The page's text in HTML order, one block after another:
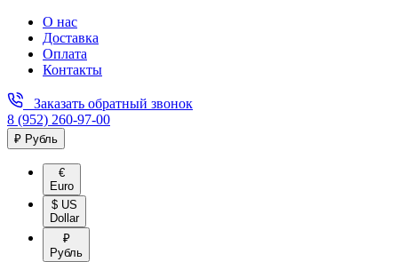
О нас
Доставка
Оплата
Контакты
Заказать обратный звонок
8 (952) 260-97-00
₽ Рубль
€
Euro
$ US
Dollar
₽
Рубль